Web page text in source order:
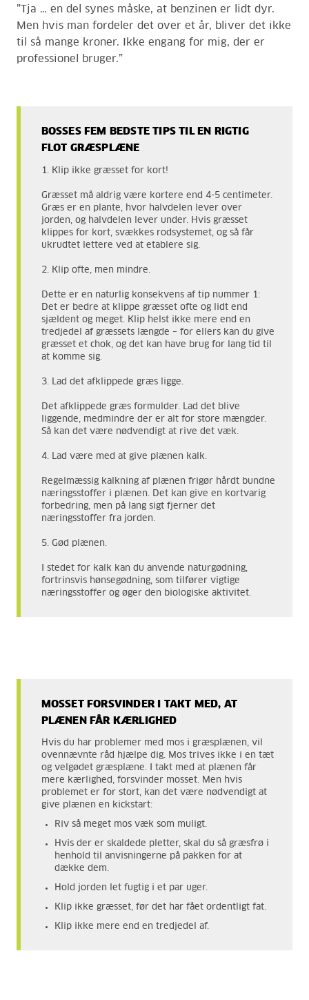
”Tja … en del synes måske, at benzinen er lidt dyr.
Men hvis man fordeler det over et år, bliver det ikke
til så mange kroner. Ikke engang for mig, der er
professionel bruger.”
BOSSES FEM BEDSTE TIPS TIL EN RIGTIG
FLOT GRÆSPLÆNE
1. Klip ikke græsset for kort!
Græsset må aldrig være kortere end 4-5 centimeter.
Græs er en plante, hvor halvdelen lever over
jorden, og halvdelen lever under. Hvis græsset
klippes for kort, svækkes rodsystemet, og så får
ukrudtet lettere ved at etablere sig.
2. Klip ofte, men mindre.
Dette er en naturlig konsekvens af tip nummer 1:
Det er bedre at klippe græsset ofte og lidt end
sjældent og meget. Klip helst ikke mere end en
tredjedel af græssets længde – for ellers kan du give
græsset et chok, og det kan have brug for lang tid til
at komme sig.
3. Lad det afklippede græs ligge.
Det afklippede græs formulder. Lad det blive
liggende, medmindre der er alt for store mængder.
Så kan det være nødvendigt at rive det væk.
4. Lad være med at give plænen kalk.
Regelmæssig kalkning af plænen frigør hårdt bundne
næringsstoffer i plænen. Det kan give en kortvarig
forbedring, men på lang sigt fjerner det
næringsstoffer fra jorden.
5. Gød plænen.
I stedet for kalk kan du anvende naturgødning,
fortrinsvis hønsegødning, som tilfører vigtige
næringsstoffer og øger den biologiske aktivitet.
MOSSET FORSVINDER I TAKT MED, AT
PLÆNEN FÅR KÆRLIGHED
Hvis du har problemer med mos i græsplænen, vil
ovennævnte råd hjælpe dig. Mos trives ikke i en tæt
og velgødet græsplæne. I takt med at plænen får
mere kærlighed, forsvinder mosset. Men hvis
problemet er for stort, kan det være nødvendigt at
give plænen en kickstart:
Riv så meget mos væk som muligt.
Hvis der er skaldede pletter, skal du så græsfrø i
henhold til anvisningerne på pakken for at
dække dem.
Hold jorden let fugtig i et par uger.
Klip ikke græsset, før det har fået ordentligt fat.
Klip ikke mere end en tredjedel af.